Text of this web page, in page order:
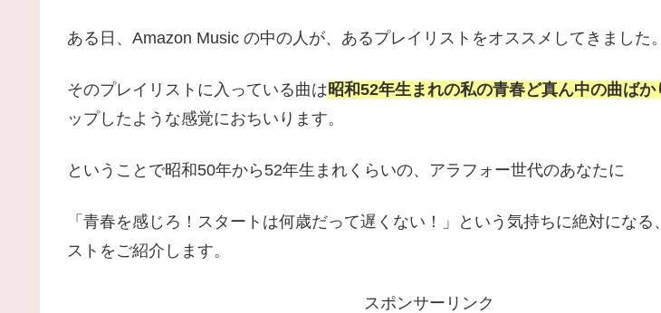
ある日、Amazon Music の中の人が、あるプレイリストをオススメしてきました。
そのプレイリストに入っている曲は昭和52年生まれの私の青春ど真ん中の曲ばか
ップしたような感覚におちいります。
ということで昭和50年から52年生まれくらいの、アラフォー世代のあなたに
「青春を感じろ！スタートは何歳だって遅くない！」という気持ちに絶対になる
ストをご紹介します。
スポンサーリンク